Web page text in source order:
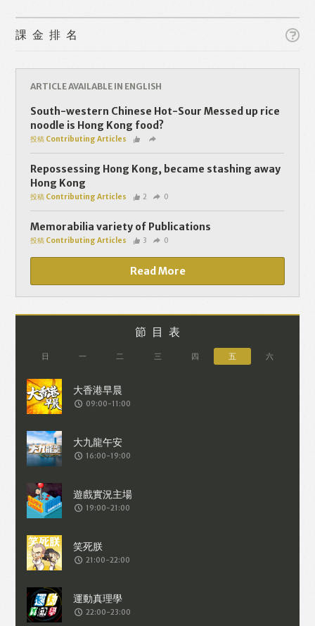
WhatsApp Email
課金排名
ARTICLE AVAILABLE IN ENGLISH
South-western Chinese Hot-Sour Messed up rice
noodle is Hong Kong food?
投稿 Contributing Articles
Repossessing Hong Kong, became stashing away
Hong Kong
投稿 Contributing Articles 2 0
Memorabilia variety of Publications
投稿 Contributing Articles 3 0
Read More
節目表
日 一 二 三 四 五 六
09:00-11:00
16:00-19:00
19:00-21:00
21:00-22:00
22:00-23:00